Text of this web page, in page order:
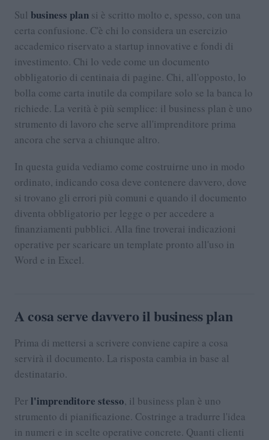
Sul business plan si è scritto molto e, spesso, con una
certa confusione. C'è chi lo considera un esercizio
accademico riservato a startup innovative e fondi di
investimento. Chi lo vede come un documento
obbligatorio di centinaia di pagine. Chi, all'opposto, lo
bolla come carta inutile da compilare solo se la banca lo
richiede. La verità è più semplice: il business plan è uno
strumento di lavoro che serve all'imprenditore prima
ancora che serva a chiunque altro.
In questa guida vediamo come costruirne uno in modo
ordinato, indicando cosa deve contenere davvero, dove
si trovano gli errori più comuni e quando il documento
diventa obbligatorio per legge o per accedere a
finanziamenti pubblici. Alla fine troverai indicazioni
operative per scaricare un template pronto all'uso in
Word e in Excel.
A cosa serve davvero il business plan
Prima di mettersi a scrivere conviene capire a cosa
servirà il documento. La risposta cambia in base al
destinatario.
Per l'imprenditore stesso, il business plan è uno
strumento di pianificazione. Costringe a tradurre l'idea
in numeri e in scelte operative concrete. Quanti clienti